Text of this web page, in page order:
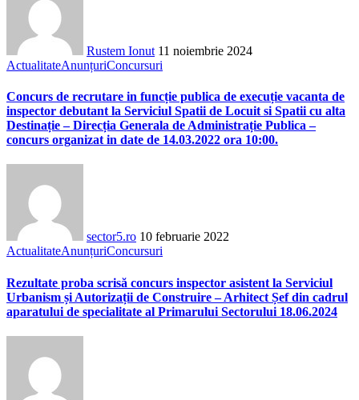
Rustem Ionut 11 noiembrie 2024
ActualitateAnunțuriConcursuri
Concurs de recrutare in funcție publica de execuție vacanta de
inspector debutant la Serviciul Spatii de Locuit si Spatii cu alta
Destinație – Direcția Generala de Administrație Publica –
concurs organizat in date de 14.03.2022 ora 10:00.
sector5.ro 10 februarie 2022
ActualitateAnunțuriConcursuri
Rezultate proba scrisă concurs inspector asistent la Serviciul
Urbanism și Autorizații de Construire – Arhitect Șef din cadrul
aparatului de specialitate al Primarului Sectorului 18.06.2024